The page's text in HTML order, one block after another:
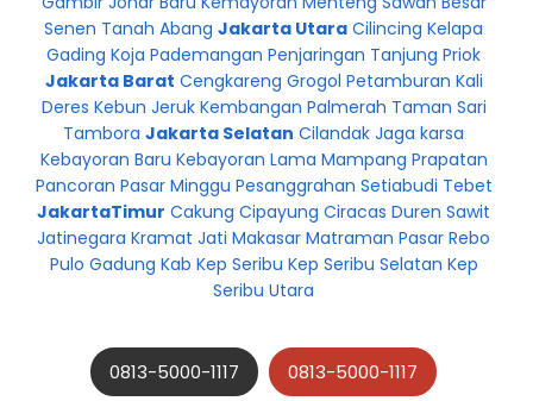
Senen Tanah AbangJakarta Utara Cilincing Kelapa
Gading Koja Pademangan Penjaringan Tanjung Priok
Jakarta Barat Cengkareng Grogol Petamburan Kali
Deres Kebun Jeruk Kembangan Palmerah Taman Sari
TamboraJakarta Selatan Cilandak Jaga karsa
Kebayoran Baru Kebayoran Lama Mampang Prapatan
Pancoran Pasar Minggu Pesanggrahan Setiabudi Tebet
JakartaTimur Cakung Cipayung Ciracas Duren Sawit
Jatinegara Kramat Jati Makasar Matraman Pasar Rebo
Pulo Gadung Kab Kep Seribu Kep Seribu Selatan Kep
Seribu Utara
0813-5000-1117 0813-5000-1117